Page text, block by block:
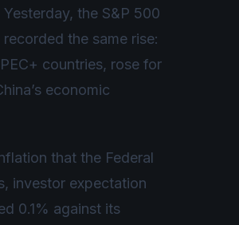
the S&P 500
the same rise:
countries, rose for
economic
that the Federal
investor expectation
0.1% against its